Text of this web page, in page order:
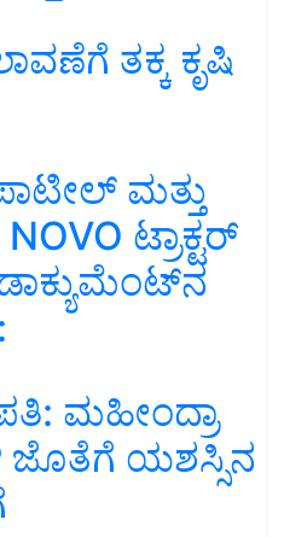
ತಕ್ಕ ಕೃಷಿ
ಮತ್ತು
ಟ್ರಾಕ್ಟರ್
ಮಹೀಂದ್ರಾ
ಜೊತೆಗೆ ಯಶಸ್ಸಿನ